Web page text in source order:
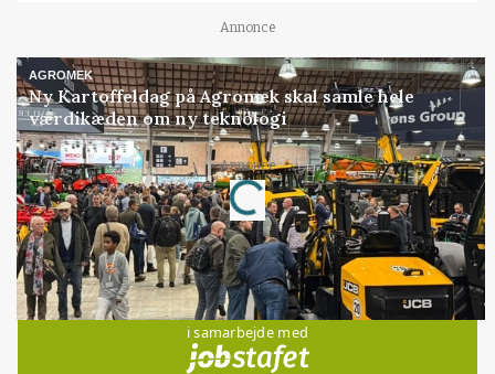
Annonce
AGROMEK
Ny Kartoffeldag på Agromek skal samle hele
værdikæden om ny teknologi
Annonce
Loading...
Jobs
i samarbejde med